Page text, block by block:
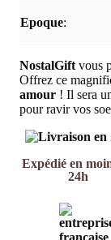
NostalGift vous
Offrez ce
amour ! Il sera
pour ravir vos
Epoque:
Expédié en
24h